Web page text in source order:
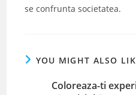
se confrunta societatea.
YOU MIGHT ALSO
Coloreaza-ti